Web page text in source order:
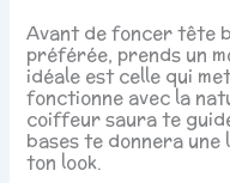
Avant de foncer tête
préférée, prends un
idéale est celle qui
fonctionne avec la
coiffeur saura te
bases te donnera une
ton look.